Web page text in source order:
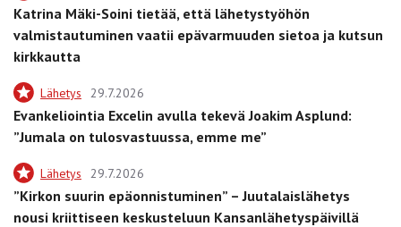
Katrina Mäki-Soini tietää, että lähetystyöhön
valmistautuminen vaatii epävarmuuden sietoa ja kutsun
kirkkautta
Lähetys 29.7.2026
Evankeliointia Excelin avulla tekevä Joakim Asplund:
”Jumala on tulosvastuussa, emme me”
Lähetys 29.7.2026
”Kirkon suurin epäonnistuminen” – Juutalaislähetys
nousi kriittiseen keskusteluun Kansanlähetyspäivillä